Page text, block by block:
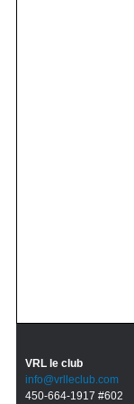
VRL le club
info@vrlleclub.com
450-664-1917 #602